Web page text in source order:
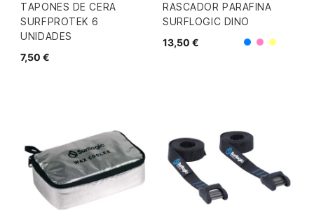
TAPONES DE CERA
SURFPROTEK 6
UNIDADES
7,50 €
RASCADOR PARAFINA
SURFLOGIC DINO
13,50 €
AzulRosaAmarillo